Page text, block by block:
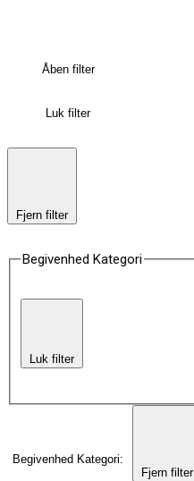
Åben filter
Luk filter
Fjern filter
Begivenhed Kategori
Luk filter
Begivenhed Kategori:
Fjern filter